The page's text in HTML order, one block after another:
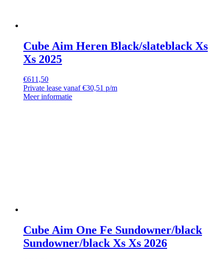
Cube Aim Heren Black/slateblack Xs
Xs 2025
€611,50
Private lease vanaf €30,51 p/m
Meer informatie
Cube Aim One Fe Sundowner/black
Sundowner/black Xs Xs 2026